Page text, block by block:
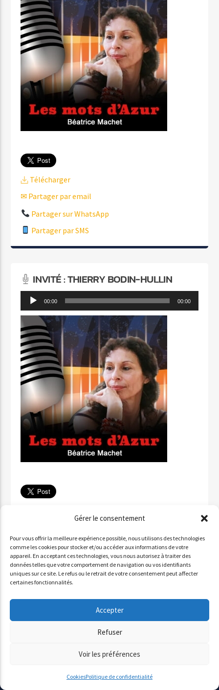
Gérer le consentement
Pour vous offrir la meilleure expérience possible, nous utilisons des technologies
comme les cookies pour stocker et/ou accéder aux informations de votre
appareil. En acceptant ces technologies, vous nous autorisez à traiter des
données telles que votre comportement de navigation ou vos identifiants
uniques sur ce site. Le refus ou le retrait de votre consentement peut affecter
certaines fonctionnalités.
Accepter
Refuser
Voir les préférences
CookiesPolitique de confidentialité
Télécharger
✉ Partager par email
Partager sur WhatsApp
Partager par SMS
INVITÉ : THIERRY BODIN-HULLIN
Lecteur 00:00 00:00
Partager sur WhatsApp
Partager par SMS
INVITÉ : ALDO QURESHI